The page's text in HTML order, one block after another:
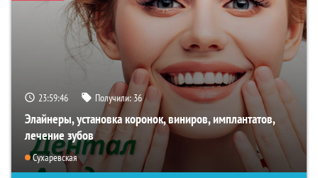
23:59:45 Получили:36
Элайнеры, установка коронок, виниров, имплантатов,
лечение зубов
Сухаревская